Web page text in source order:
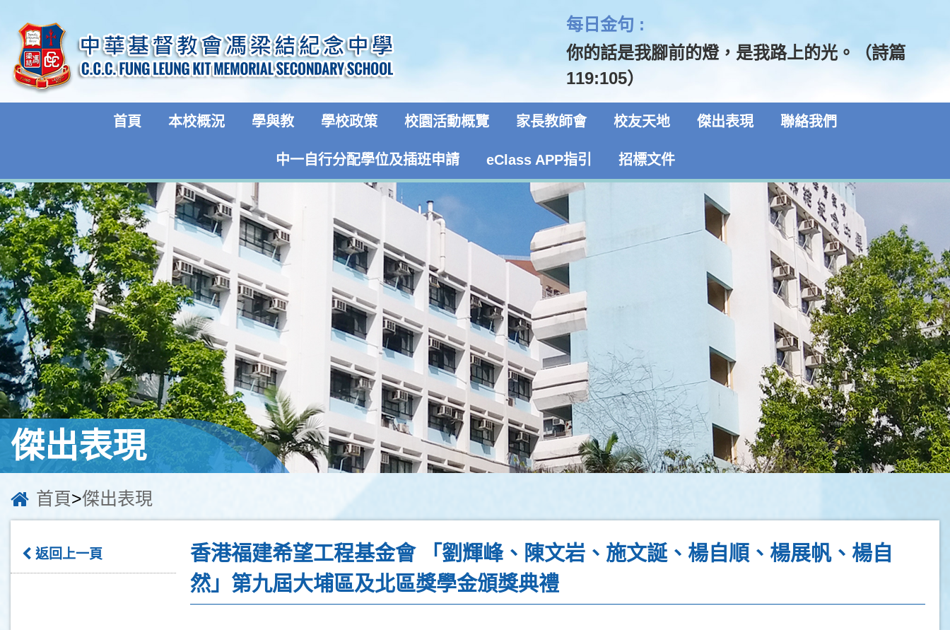
每日金句 :
你的話是我腳前的燈，是我路上的光。（詩篇
119:105）
首頁 本校概況 學與教 學校政策 校園活動概覽 家長教師會 校友天地 傑出表現 聯絡我們
中一自行分配學位及插班申請 eClass APP指引 招標文件
傑出表現
首頁>傑出表現
返回上一頁
香港福建希望工程基金會 「劉輝峰、陳文岩、施文誕、楊自順、楊展帆、楊自
然」第九屆大埔區及北區獎學金頒獎典禮